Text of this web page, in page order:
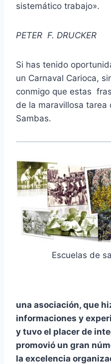
sistemático trabajo».
PETER F. DRUCKER
Si has tenido
un Carnaval Carioca,
conmigo que estas
de la maravillosa tarea
Sambas.
Escuelas de
una asociación, que
informaciones y
y tuvo el placer de
promovió un gran
la excelencia